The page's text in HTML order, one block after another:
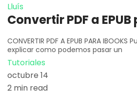
Lluís
Convertir PDF a
CONVERTIR PDF A EPUB PARA
explicar como podemos pasar un
Tutoriales
octubre 14
2 min read